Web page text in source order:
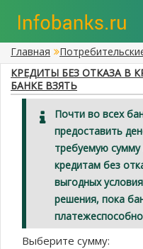
Главная
КРЕДИТЫ БЕЗ ОТКАЗА В
БАНКЕ ВЗЯТЬ
Почти во всех
предоставить
требуемую
кредитам без
выгодных
решения, пока
Выберите сумму: